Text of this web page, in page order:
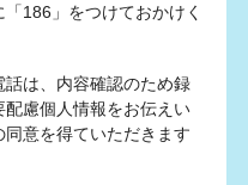
186」をつけておかけく
話は、内容確認のため録
慮個人情報をお伝えい
意を得ていただきます